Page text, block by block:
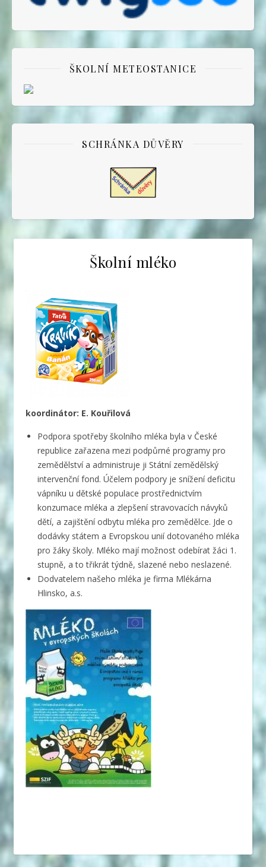
ŠKOLNÍ METEOSTANICE
SCHRÁNKA DŮVĚRY
Školní mléko
koordinátor: E. Kouřilová
Podpora spotřeby školního mléka byla v České
republice zařazena mezi podpůrné programy pro
zemědělství a administruje ji Státní zemědělský
intervenční fond. Účelem podpory je snížení deficitu
vápníku u dětské populace prostřednictvím
konzumace mléka a zlepšení stravovacích návyků
dětí, a zajištění odbytu mléka pro zemědělce. Jde o
dodávky státem a Evropskou unií dotovaného mléka
pro žáky školy. Mléko mají možnost odebírat žáci 1.
stupně, a to třikrát týdně, slazené nebo neslazené.
Dodvatelem našeho mléka je firma Mlékárna
Hlinsko, a.s.